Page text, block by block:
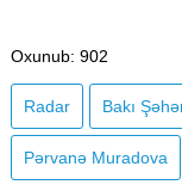
Oxunub: 902
Radar Bakı
Pərvanə Muradova